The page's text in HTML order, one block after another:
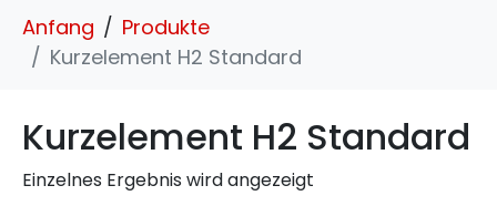
Anfang
Produkte
Kurzelement H2 Standard
Kurzelement H2 Standard
Einzelnes Ergebnis wird angezeigt